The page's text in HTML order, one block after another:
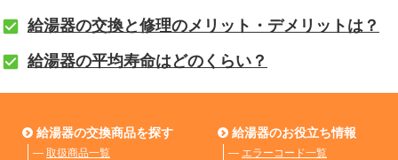
給湯器の交換と修理のメリット・デメリットは？
給湯器の平均寿命はどのくらい？
給湯器の交換商品を探す
― 取扱商品一覧
給湯器のお役立ち情報
― エラーコード一覧